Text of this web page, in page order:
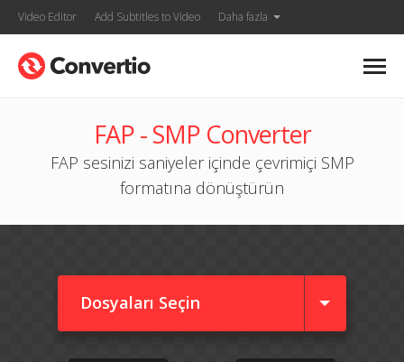
Video Editor Add Subtitles to Video Daha fazla
FAP - SMP Converter
FAP sesinizi saniyeler içinde çevrimiçi SMP
formatına dönüştürün
Dosyaları Seçin